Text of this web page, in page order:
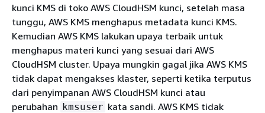
kunci KMS di toko AWS CloudHSM kunci, setelah masa
tunggu, AWS KMS menghapus metadata kunci KMS.
Kemudian AWS KMS lakukan upaya terbaik untuk
menghapus materi kunci yang sesuai dari AWS
CloudHSM cluster. Upaya mungkin gagal jika AWS KMS
tidak dapat mengakses klaster, seperti ketika terputus
dari penyimpanan AWS CloudHSM kunci atau
perubahan kmsuser kata sandi. AWS KMS tidak